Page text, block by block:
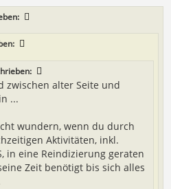
zwischen alter Seite und
...
wundern, wenn du durch
Aktivitäten, inkl.
in eine Reindizierung geraten
Zeit benötigt bis sich alles